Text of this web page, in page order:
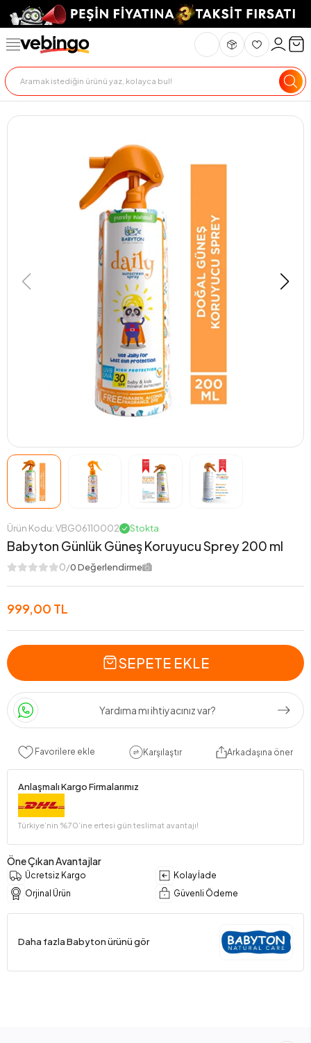
Ürün Kodu: VBG06110002 Stokta
Babyton Günlük Güneş Koruyucu Sprey 200 ml
0/0 Değerlendirme
999,00 TL
SEPETE EKLE
Yardıma mı ihtiyacınız var?
Favorilere ekle Karşılaştır Arkadaşına öner
Anlaşmalı Kargo Firmalarımız
Türkiye’nin %70’ine ertesi gün teslimat avantajı!
Öne Çıkan Avantajlar
Ücretsiz Kargo
Kolay İade
Orjinal Ürün
Güvenli Ödeme
Daha fazla Babyton ürünü gör
Genel Bakış Ürün Açıklaması Teslimat Ve İade Ödeme